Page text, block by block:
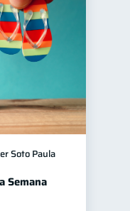
Soto Paula
Semana